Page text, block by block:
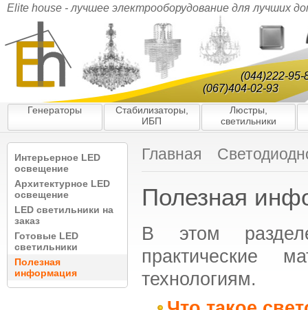
Elite house - лучшее электрооборудование для лучших
(044)222-95-
(067)404-02-93
Главная
Полезная
В этом
практические
технологиям.
Интерьерное LED
освещение
Архитектурное LED
освещение
LED cветильники на
заказ
Готовые LED
cветильники
Полезная
информация
Генераторы
Стабилизаторы,
ИБП
Люстры,
светильники